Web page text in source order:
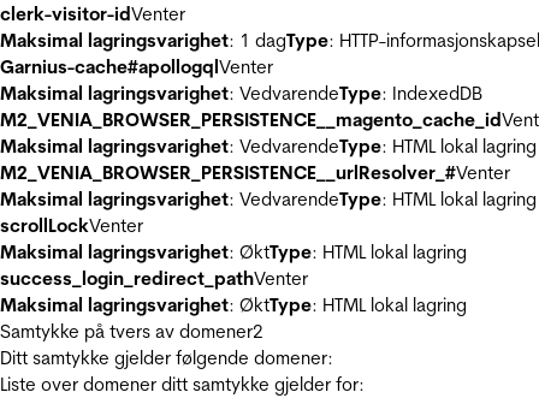
clerk-visitor-idVenter
Maksimal lagringsvarighet: 1 dagType: HTTP-informasjonskapsel
Garnius-cache#apollogqlVenter
Maksimal lagringsvarighet: VedvarendeType: IndexedDB
M2_VENIA_BROWSER_PERSISTENCE__magento_cache_id
Maksimal lagringsvarighet: VedvarendeType: HTML lokal lagring
M2_VENIA_BROWSER_PERSISTENCE__urlResolver_#Venter
Maksimal lagringsvarighet: VedvarendeType: HTML lokal lagring
scrollLockVenter
Maksimal lagringsvarighet: ØktType: HTML lokal lagring
success_login_redirect_pathVenter
Maksimal lagringsvarighet: ØktType: HTML lokal lagring
Samtykke på tvers av domener2
Ditt samtykke gjelder følgende domener:
Liste over domener ditt samtykke gjelder for: